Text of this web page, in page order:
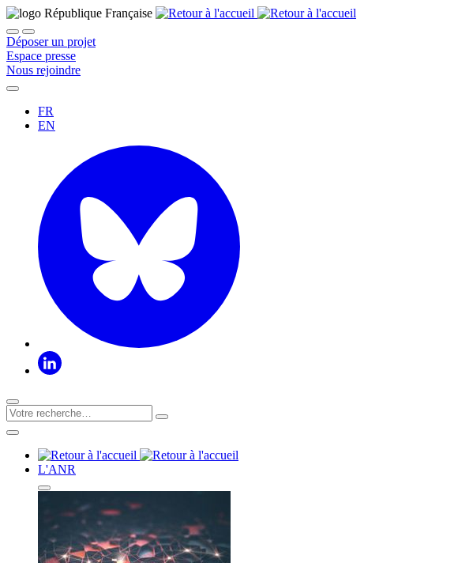
Déposer un projet
Espace presse
Nous rejoindre
FR
EN
L'ANR